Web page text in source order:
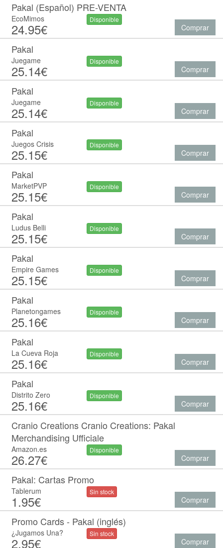
Pakal (Español) PRE-VENTA
EcoMimos
24.95€
Disponible
Comprar
Pakal
Juegame
25.14€
Disponible
Comprar
Pakal
Juegame
25.14€
Disponible
Comprar
Pakal
Juegos Crisis
25.15€
Disponible
Comprar
Pakal
MarketPVP
25.15€
Disponible
Comprar
Pakal
Ludus Belli
25.15€
Disponible
Comprar
Pakal
Empire Games
25.15€
Disponible
Comprar
Pakal
Planetongames
25.16€
Disponible
Comprar
Pakal
La Cueva Roja
25.16€
Disponible
Comprar
Pakal
Distrito Zero
25.16€
Disponible
Comprar
Cranio Creations Cranio Creations: Pakal
Merchandising Ufficiale
Amazon.es
26.27€
Disponible
Comprar
Pakal: Cartas Promo
Tablerum
1.95€
Sin stock
Comprar
Promo Cards - Pakal (inglés)
¿Jugamos Una?
2.95€
Sin stock
Comprar